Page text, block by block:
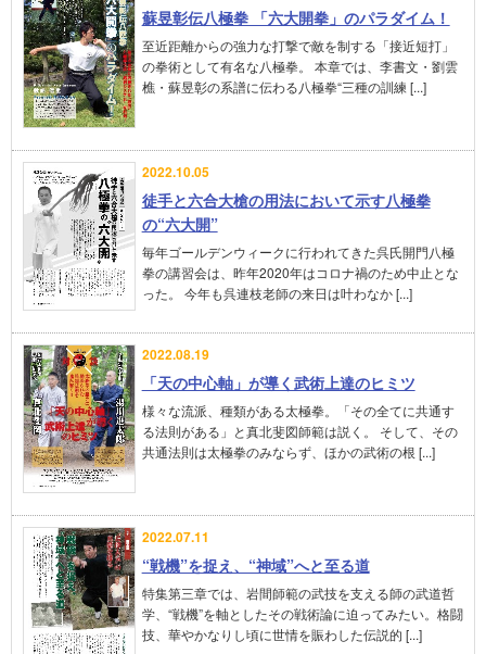
蘇昱彰伝八極拳 「六大開拳」のパラダイム！
至近距離からの強力な打撃で敵を制する「接近短打」
の拳術として有名な八極拳。 本章では、李書文・劉雲
樵・蘇昱彰の系譜に伝わる八極拳“三種の訓練 [...]
2022.10.05
徒手と六合大槍の用法において示す八極拳
の“六大開”
毎年ゴールデンウィークに行われてきた呉氏開門八極
拳の講習会は、昨年2020年はコロナ禍のため中止とな
った。 今年も呉連枝老師の来日は叶わなか [...]
2022.08.19
「天の中心軸」が導く武術上達のヒミツ
様々な流派、種類がある太極拳。「その全てに共通す
る法則がある」と真北斐図師範は説く。 そして、その
共通法則は太極拳のみならず、ほかの武術の根 [...]
2022.07.11
“戦機”を捉え、“神域”へと至る道
特集第三章では、岩間師範の武技を支える師の武道哲
学、“戦機”を軸としたその戦術論に迫ってみたい。格闘
技、華やかなりし頃に世情を賑わした伝説的 [...]